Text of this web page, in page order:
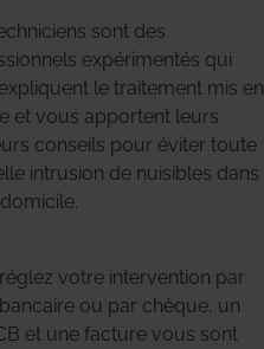
sont des
expérimentés qui
le traitement mis en
et vous apportent leurs
conseils pour éviter toute
intrusion de nuisibles dans
votre intervention par
ou par chèque, un
et une facture vous sont